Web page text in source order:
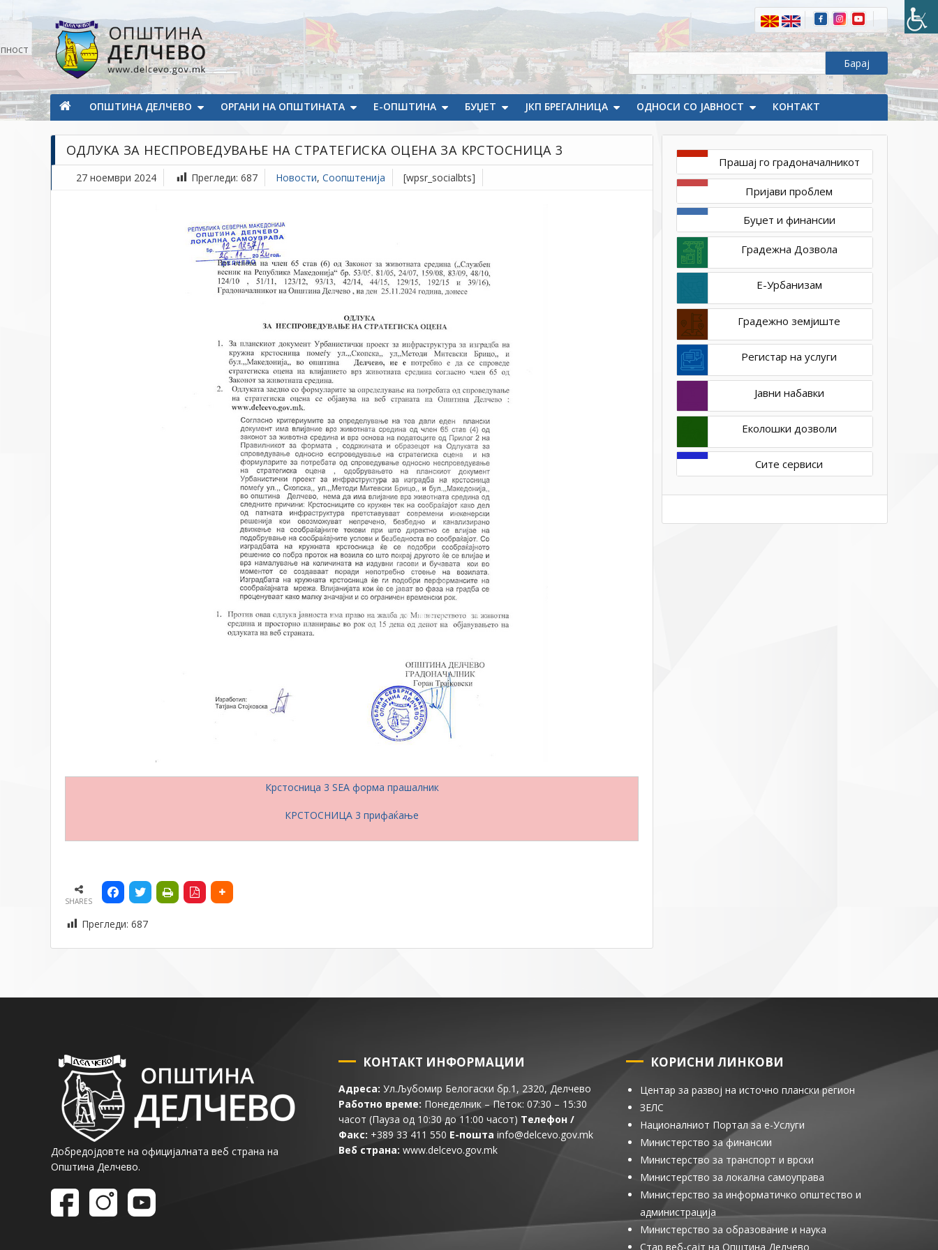
Општина Делчево
Општина Делчево
ОПШТИНА ДЕЛЧЕВО ОРГАНИ НА ОПШТИНАТА Е-ОПШТИНА БУЏЕТ ЈКП БРЕГАЛНИЦА ОДНОСИ СО ЈАВНОСТ КОНТАКТ
ОДЛУКА ЗА НЕСПРОВЕДУВАЊЕ НА СТРАТЕГИСКА ОЦЕНА ЗА КРСТОСНИЦА 3
27 ноември 2024 Прегледи: 687 Новости, Соопштенија [wpsr_socialbts]
ЗА
НЕСПРОВЕДУВАЊЕ
СТРАТЕГИСКА
ОЦЕНА
ЗА
КРСТОСНИЦА
3
Крстосница 3 SEA форма прашалник
КРСТОСНИЦА 3 прифаќање
SHARES
Прегледи: 687
Прашај го градоначалникот
Пријави проблем
Буџет и финансии
Градежна Дозвола
Е-Урбанизам
Градежно земјиште
Регистар на услуги
Јавни набавки
Еколошки дозволи
Сите сервиси
Добредојдовте на официјалната веб страна на
Општина Делчево.
КОНТАКТ ИНФОРМАЦИИ
Адреса: Ул.Љубомир Белогаски бр.1, 2320, Делчево
Работно време: Понеделник – Петок: 07:30 – 15:30
часот (Пауза од 10:30 до 11:00 часот) Телефон /
Факс: +389 33 411 550 Е-пошта info@delcevo.gov.mk
Веб страна: www.delcevo.gov.mk
КОРИСНИ ЛИНКОВИ
Центар за развој на источно плански регион
ЗЕЛС
Националниот Портал за е-Услуги
Министерство за финансии
Министерство за транспорт и врски
Министерство за локална самоуправа
Министерство за информатичко општество и
администрација
Министерство за образование и наука
Стар веб-сајт на Општина Делчево